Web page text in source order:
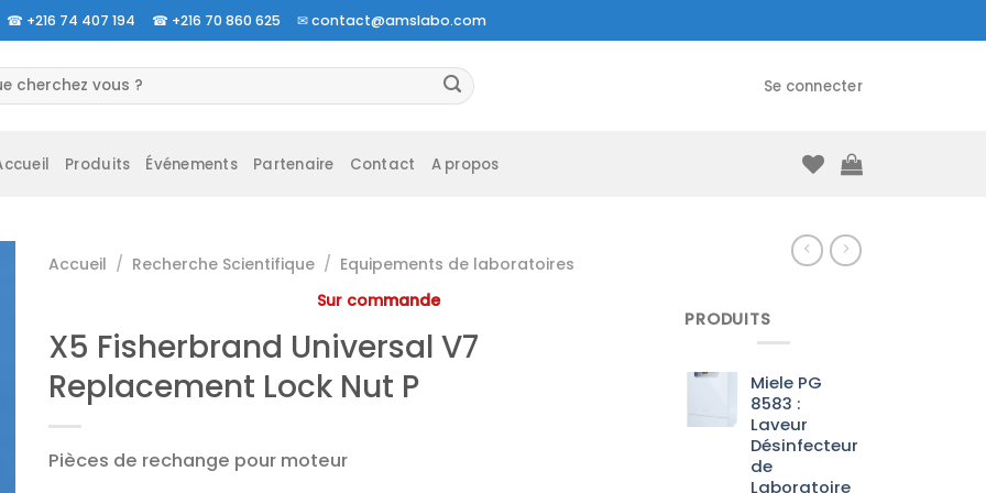
☎ +216 74 407 194 ☎ +216 70 860 625 ✉contact@amslabo.com
Se connecter
Produits Événements Partenaire Contact A propos
Accueil / Recherche Scientifique / Equipements de laboratoires
Sur commande
X5 Fisherbrand Universal V7
Replacement Lock Nut P
Pièces de rechange pour moteur
PRODUITS
Miele PG
8583 :
Laveur
Désinfecteur
de
Laboratoire